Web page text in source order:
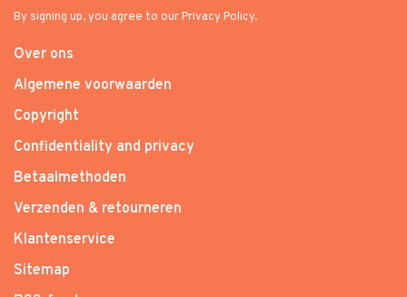
By signing up, you agree to our Privacy Policy.
Over ons
Algemene voorwaarden
Copyright
Confidentiality and privacy
Betaalmethoden
Verzenden & retourneren
Klantenservice
Sitemap